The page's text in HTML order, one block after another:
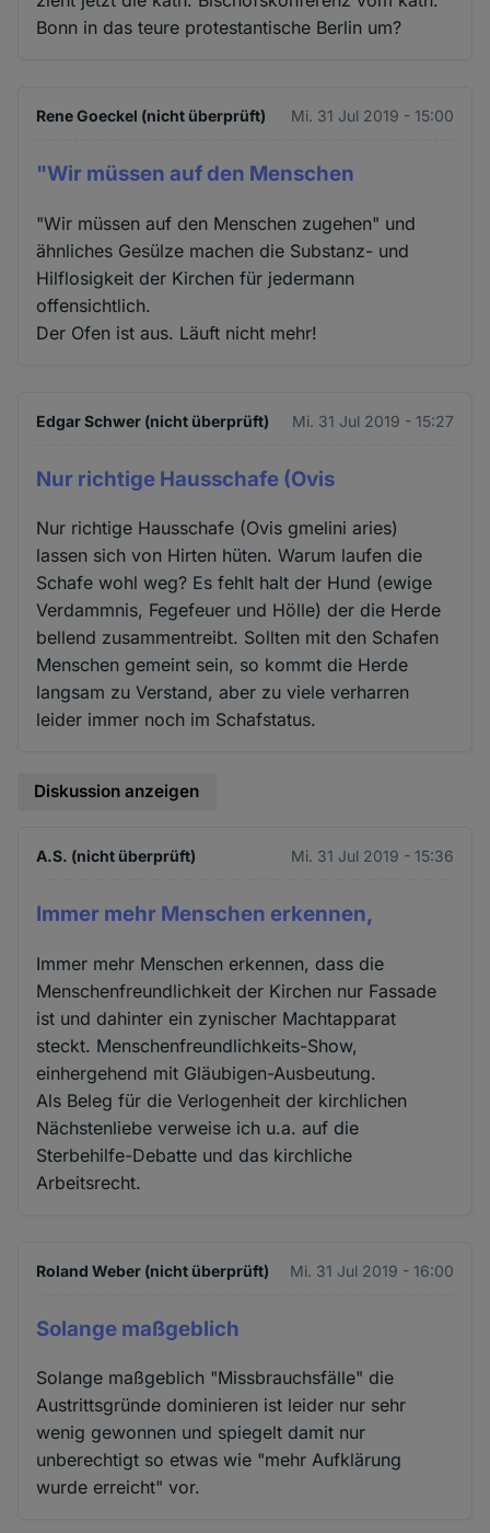
Bonn in das teure protestantische Berlin um?
Rene Goeckel (nicht überprüft) Mi. 31 Jul 2019 - 15:00
"Wir müssen auf den Menschen
"Wir müssen auf den Menschen zugehen" und
ähnliches Gesülze machen die Substanz- und
Hilflosigkeit der Kirchen für jedermann
offensichtlich.
Der Ofen ist aus. Läuft nicht mehr!
Edgar Schwer (nicht überprüft) Mi. 31 Jul 2019 - 15:27
Nur richtige Hausschafe (Ovis
Nur richtige Hausschafe (Ovis gmelini aries)
lassen sich von Hirten hüten. Warum laufen die
Schafe wohl weg? Es fehlt halt der Hund (ewige
Verdammnis, Fegefeuer und Hölle) der die Herde
bellend zusammentreibt. Sollten mit den Schafen
Menschen gemeint sein, so kommt die Herde
langsam zu Verstand, aber zu viele verharren
leider immer noch im Schafstatus.
Diskussion anzeigen
A.S. (nicht überprüft) Mi. 31 Jul 2019 - 15:36
Immer mehr Menschen erkennen,
Immer mehr Menschen erkennen, dass die
Menschenfreundlichkeit der Kirchen nur Fassade
ist und dahinter ein zynischer Machtapparat
steckt. Menschenfreundlichkeits-Show,
einhergehend mit Gläubigen-Ausbeutung.
Als Beleg für die Verlogenheit der kirchlichen
Nächstenliebe verweise ich u.a. auf die
Sterbehilfe-Debatte und das kirchliche
Arbeitsrecht.
Roland Weber (nicht überprüft) Mi. 31 Jul 2019 - 16:00
Solange maßgeblich
Solange maßgeblich "Missbrauchsfälle" die
Austrittsgründe dominieren ist leider nur sehr
wenig gewonnen und spiegelt damit nur
unberechtigt so etwas wie "mehr Aufklärung
wurde erreicht" vor.